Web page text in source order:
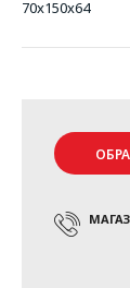
70x150x64